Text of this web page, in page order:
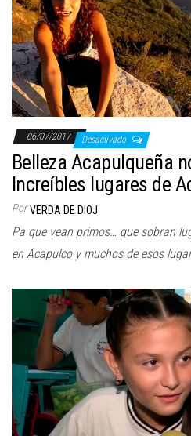
06/07/2017 Desactivado
Belleza Acapulqueña
Increíbles lugares de
Por VERDA DE DIOJ
Pa que vean primos… que sobran
en Acapulco y muchos de esos